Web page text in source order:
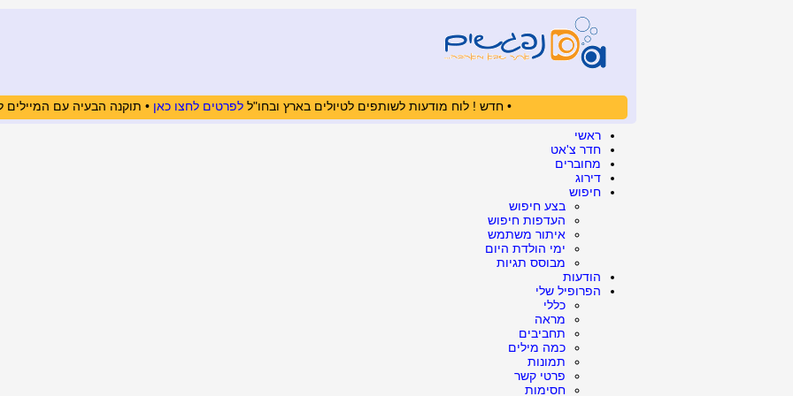
• חדש ! לוח מודעות לשותפים לטיולים בארץ ובחו"ללפרטים לחצו כאן • תוקנה הבעיה עם
ראשי
חדר צ'אט
מחוברים
דירוג
חיפוש
בצע חיפוש
העדפות חיפוש
איתור משתמש
ימי הולדת היום
מבוסס תגיות
הודעות
הפרופיל שלי
כללי
מראה
תחביבים
כמה מילים
תמונות
פרטי קשר
חסימות